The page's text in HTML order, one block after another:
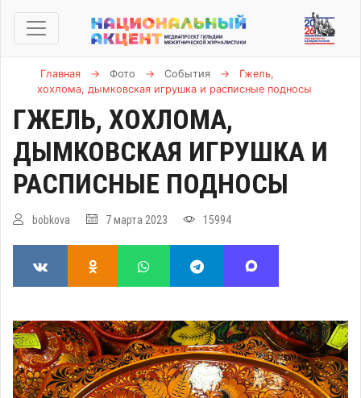
Главная → Фото → События →
Гжель,
хохлома, дымковская игрушка и расписные подносы
ГЖЕЛЬ, ХОХЛОМА,
ДЫМКОВСКАЯ ИГРУШКА И
РАСПИСНЫЕ ПОДНОСЫ
bobkova 7 марта 2023 15994